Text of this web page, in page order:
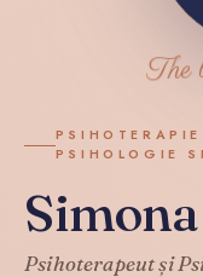
PSIHOLOGIE
Psihoterapeut și
The